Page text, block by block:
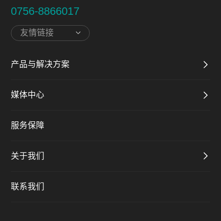
0756-8866017
友情链接
产品与解决方案
媒体中心
服务保障
关于我们
联系我们